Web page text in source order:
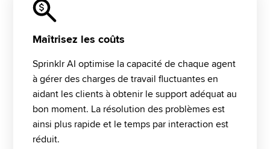
Maîtrisez les coûts
Sprinklr AI optimise la capacité de chaque agent
à gérer des charges de travail fluctuantes en
aidant les clients à obtenir le support adéquat au
bon moment. La résolution des problèmes est
ainsi plus rapide et le temps par interaction est
réduit.